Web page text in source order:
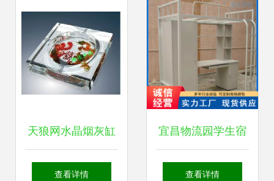
天狼网水晶烟灰缸
批发 打造品质日用
查看详情
宜昌物流园学生宿
舍床与日用百货 价
查看详情